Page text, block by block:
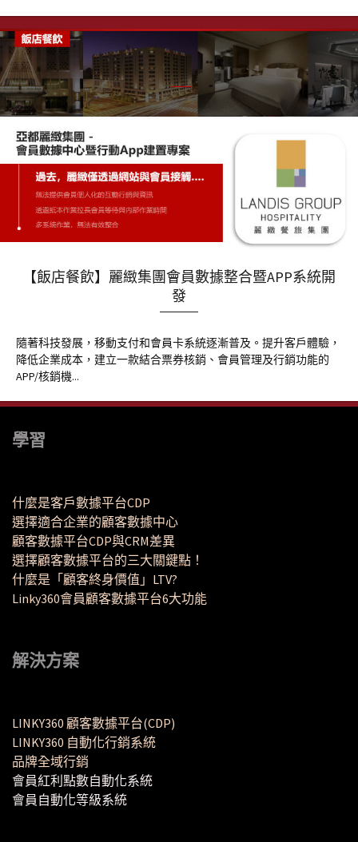
【飯店餐飲】麗緻集團會員數據整合暨APP系統開
發
隨著科技發展，移動支付和會員卡系統逐漸普及。提升客戶體驗，
降低企業成本，建立一款結合票券核銷、會員管理及行銷功能的
APP/核銷機...
學習
什麼是客戶數據平台CDP
選擇適合企業的顧客數據中心
顧客數據平台CDP與CRM差異
選擇顧客數據平台的三大關鍵點！
什麼是「顧客終身價值」LTV?
Linky360會員顧客數據平台6大功能
解決方案
LINKY360 顧客數據平台(CDP)
LINKY360 自動化行銷系統
品牌全域行銷
會員紅利點數自動化系統
會員自動化等級系統